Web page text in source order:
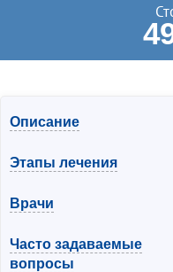
Описание
Этапы лечения
Врачи
Часто задаваемые
вопросы